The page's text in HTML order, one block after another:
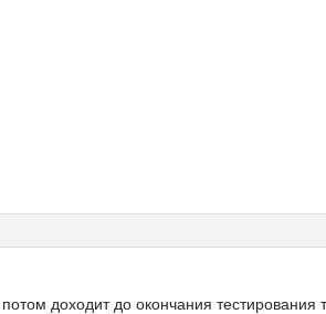
доходит до окончания тестирования